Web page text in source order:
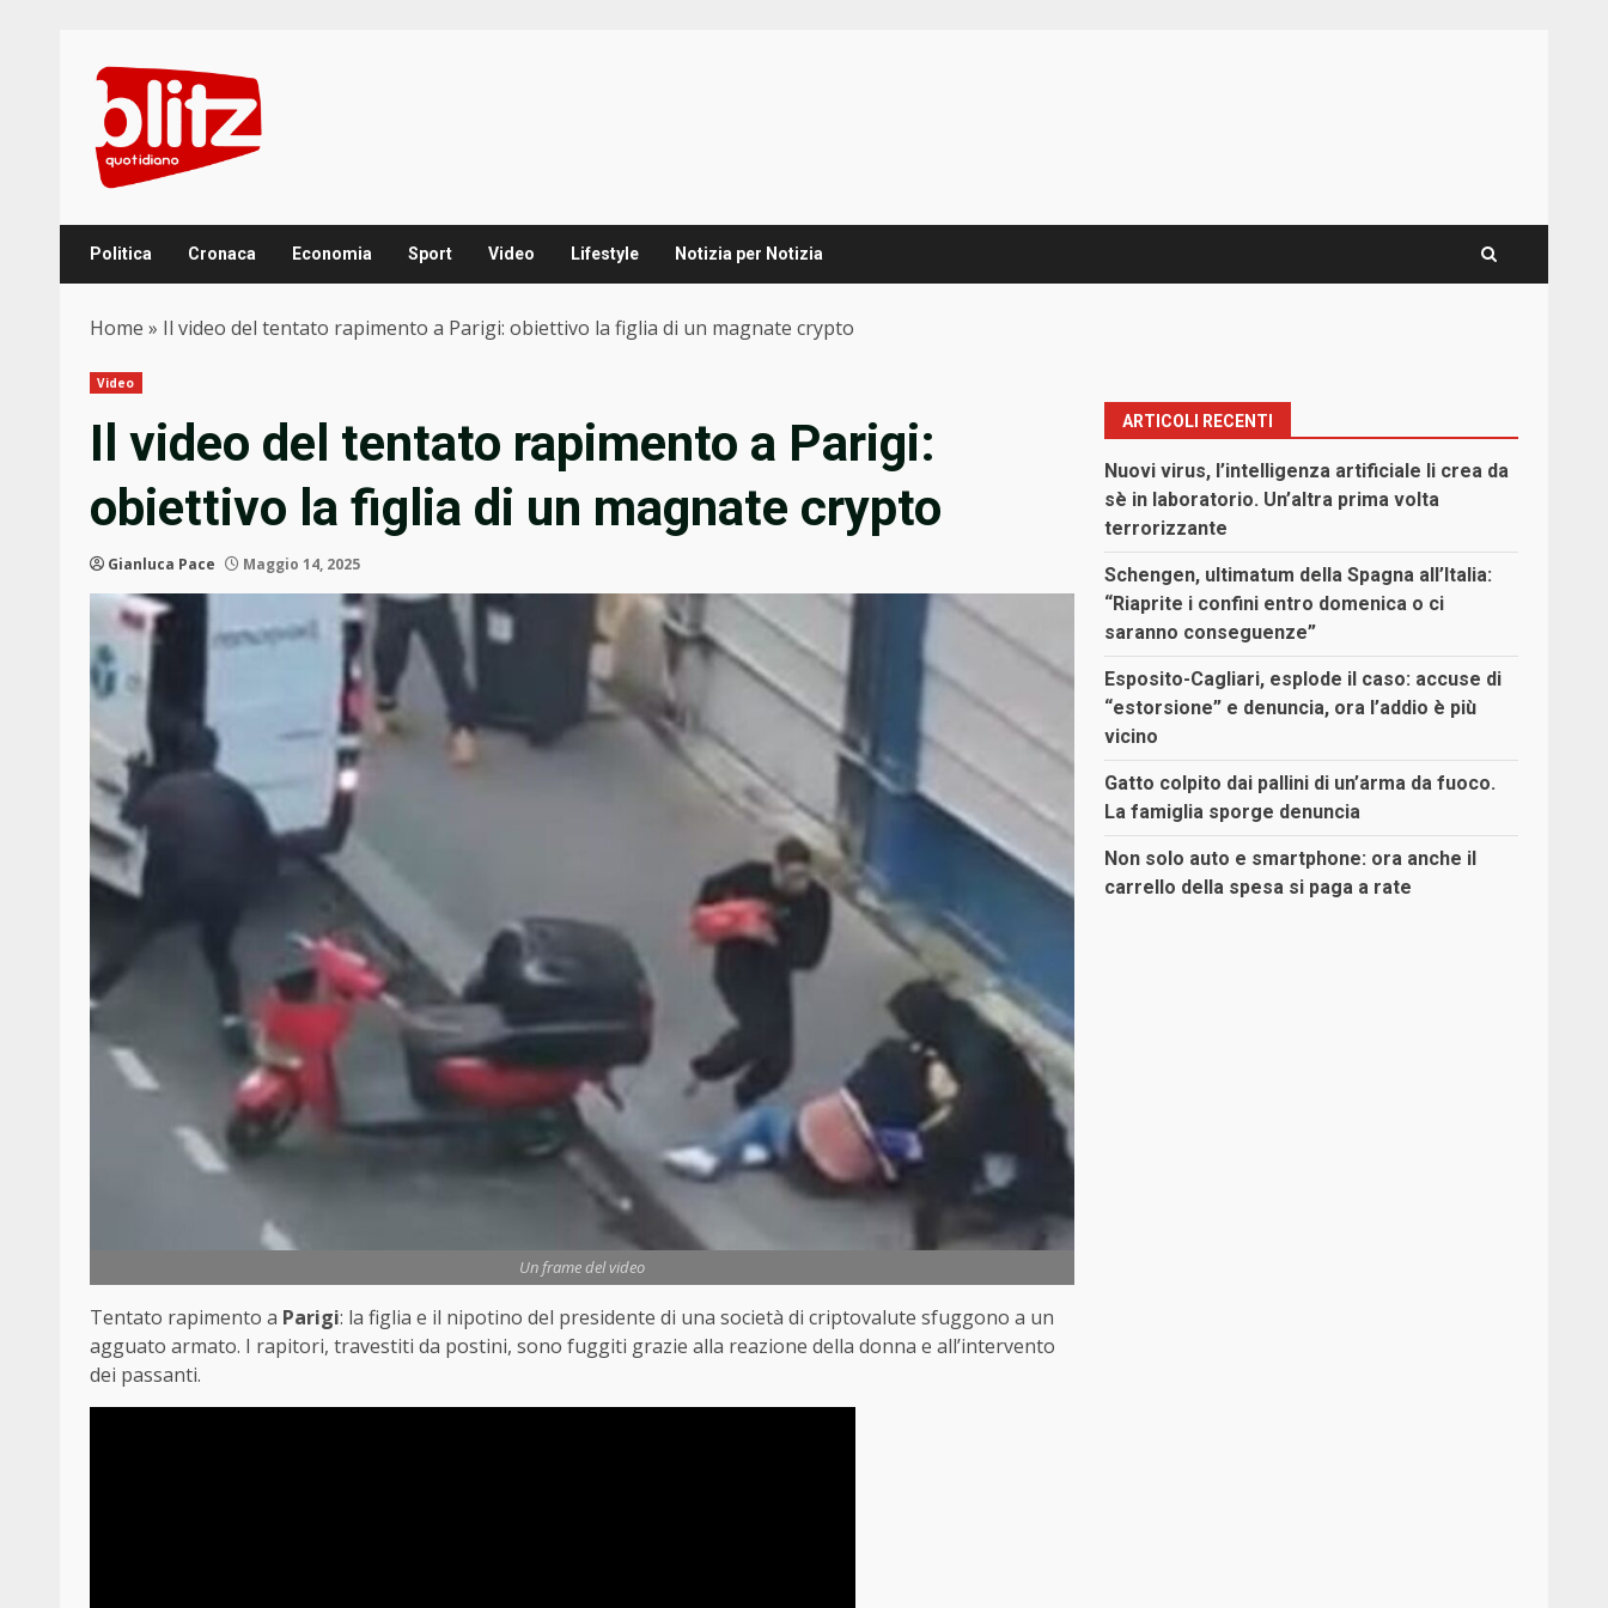
content
Politica Cronaca Economia Sport Video Lifestyle Notizia per Notizia
Home » Il video del tentato rapimento a Parigi: obiettivo la figlia di un magnate crypto
Video
Il video del tentato rapimento a Parigi:
obiettivo la figlia di un magnate crypto
Gianluca Pace Maggio 14, 2025
Un frame del video
Tentato rapimento a Parigi: la figlia e il nipotino del presidente di una società di criptovalute sfuggono a un
agguato armato. I rapitori, travestiti da postini, sono fuggiti grazie alla reazione della donna e all’intervento
dei passanti.
ARTICOLI RECENTI
Nuovi virus, l’intelligenza artificiale li crea da
sè in laboratorio. Un’altra prima volta
terrorizzante
Schengen, ultimatum della Spagna all’Italia:
“Riaprite i confini entro domenica o ci
saranno conseguenze”
Esposito-Cagliari, esplode il caso: accuse di
“estorsione” e denuncia, ora l’addio è più
vicino
Gatto colpito dai pallini di un’arma da fuoco.
La famiglia sporge denuncia
Non solo auto e smartphone: ora anche il
carrello della spesa si paga a rate